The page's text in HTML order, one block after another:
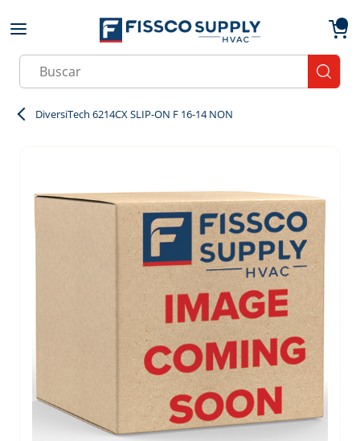
Skip to main content
Site Search
DiversiTech 6214CX SLIP-ON F 16-14 NON